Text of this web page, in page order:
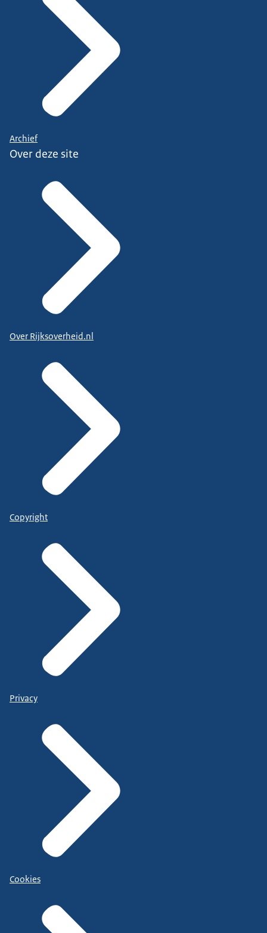
Archief
Over deze site
Over Rijksoverheid.nl
Copyright
Privacy
Cookies